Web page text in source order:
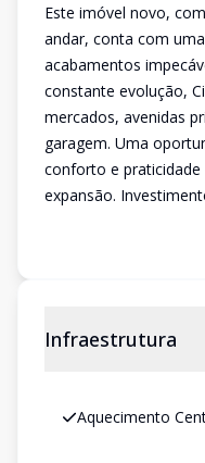
Este imóvel novo,
andar, conta com
acabamentos
constante evolução,
mercados, avenidas
garagem. Uma
conforto e
expansão.
Infraestrutura
Aquecimento